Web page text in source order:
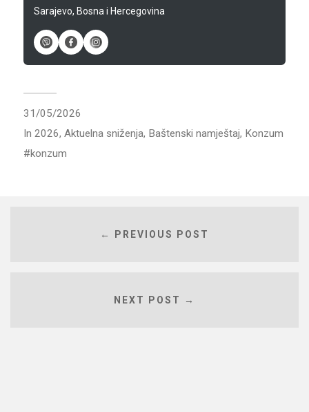
Sarajevo, Bosna i Hercegovina
31/05/2026
In 2026, Aktuelna sniženja, Baštenski namještaj, Konzum
konzum
← PREVIOUS POST
NEXT POST →